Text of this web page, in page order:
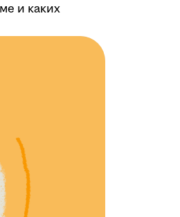
и каких